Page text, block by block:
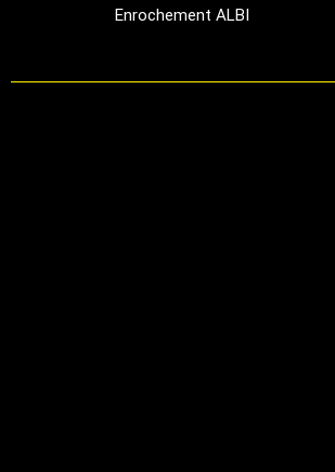
Enrochement ALBI